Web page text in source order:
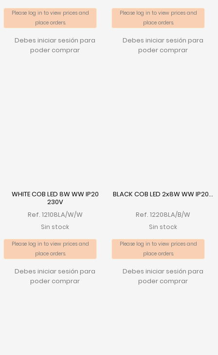
Please log in to view prices and
place orders.
Debes iniciar sesión para
poder comprar
Please log in to view prices and
place orders.
Debes iniciar sesión para
poder comprar
WHITE COB LED 8W WW IP20
230V
Ref. 12108LA/W/W
Sin stock
Please log in to view prices and
place orders.
Debes iniciar sesión para
poder comprar
BLACK COB LED 2x8W WW IP20...
Ref. 12208LA/B/W
Sin stock
Please log in to view prices and
place orders.
Debes iniciar sesión para
poder comprar